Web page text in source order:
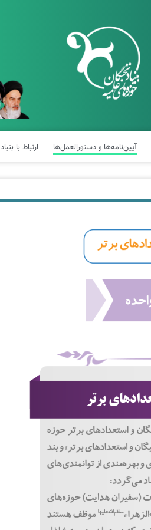
آیین‌نامه‌ها و دستورالعمل‌ها ارتباط با بنیاد